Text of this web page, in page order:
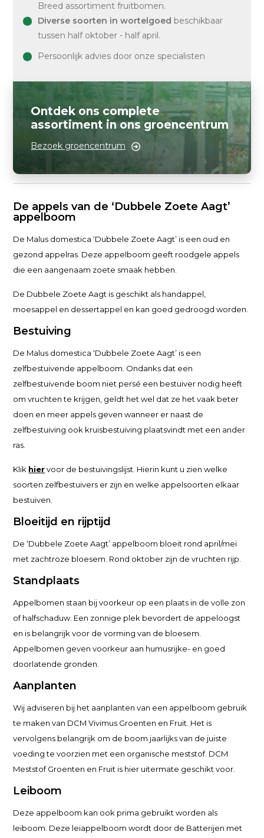
Breed assortiment fruitbomen.
Diverse soorten in wortelgoed beschikbaar
tussen half oktober - half april.
Persoonlijk advies door onze specialisten
Ontdek ons complete
assortiment in ons groencentrum
Bezoek groencentrum
De appels van de ‘Dubbele Zoete Aagt’
appelboom
De Malus domestica ‘Dubbele Zoete Aagt’ is een oud en
gezond appelras. Deze appelboom geeft roodgele appels
die een aangenaam zoete smaak hebben.
De Dubbele Zoete Aagt is geschikt als handappel,
moesappel en dessertappel en kan goed gedroogd worden.
Bestuiving
De Malus domestica ‘Dubbele Zoete Aagt’ is een
zelfbestuivende appelboom. Ondanks dat een
zelfbestuivende boom niet persé een bestuiver nodig heeft
om vruchten te krijgen, geldt het wel dat ze het vaak beter
doen en meer appels geven wanneer er naast de
zelfbestuiving ook kruisbestuiving plaatsvindt met een ander
ras.
Klik hiervoor de bestuivingslijst. Hierin kunt u zien welke
soorten zelfbestuivers er zijn en welke appelsoorten elkaar
bestuiven.
Bloeitijd en rijptijd
De ‘Dubbele Zoete Aagt’ appelboom bloeit rond april/mei
met zachtroze bloesem. Rond oktober zijn de vruchten rijp.
Standplaats
Appelbomen staan bij voorkeur op een plaats in de volle zon
of halfschaduw. Een zonnige plek bevordert de appeloogst
en is belangrijk voor de vorming van de bloesem.
Appelbomen geven voorkeur aan humusrijke- en goed
doorlatende gronden.
Aanplanten
Wij adviseren bij het aanplanten van een appelboom gebruik
te maken van DCM Vivimus Groenten en Fruit. Het is
vervolgens belangrijk om de boom jaarlijks van de juiste
voeding te voorzien met een organische meststof. DCM
Meststof Groenten en Fruit is hier uitermate geschikt voor.
Leiboom
Deze appelboom kan ook prima gebruikt worden als
leiboom. Deze leiappelboom wordt door de Batterijen met